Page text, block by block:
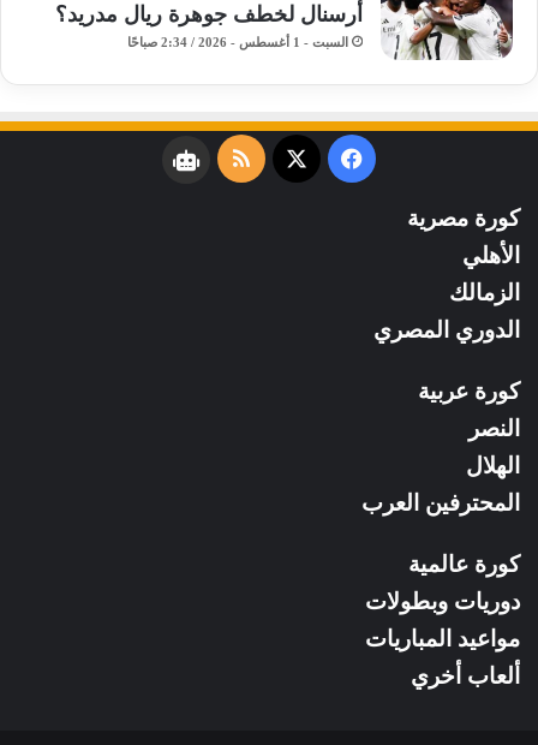
أرسنال لخطف جوهرة ريال مدريد؟
السبت - 1 أغسطس - 2026 / 2:34 صباحًا
فيسبوك
‫X
ملخصنبض
كورة مصرية
الأهلي
الزمالك
الدوري المصري
كورة عربية
النصر
الهلال
المحترفين العرب
كورة عالمية
دوريات وبطولات
مواعيد المباريات
ألعاب أخري